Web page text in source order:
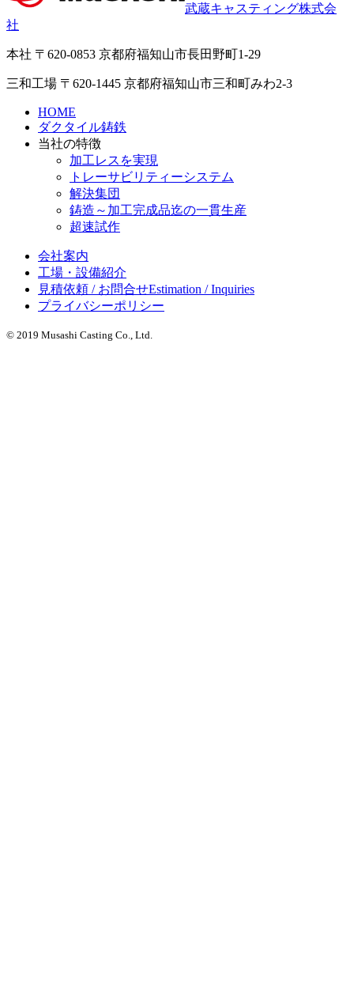
武蔵キャスティング株式会
社
本社 〒620-0853 京都府福知山市長田野町1-29
三和工場 〒620-1445 京都府福知山市三和町みわ2-3
HOME
ダクタイル鋳鉄
当社の特徴
加工レスを実現
トレーサビリティーシステム
解決集団
鋳造～加工完成品迄の一貫生産
超速試作
会社案内
工場・設備紹介
見積依頼 / お問合せEstimation / Inquiries
プライバシーポリシー
© 2019 Musashi Casting Co., Ltd.